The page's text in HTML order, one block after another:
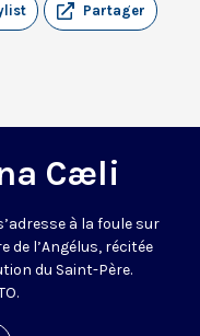
Partager
Cæli
à la foule sur
de l’Angélus, récitée
du Saint-Père.